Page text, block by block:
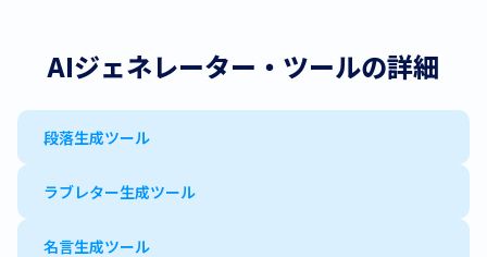
AIジェネレーター・ツールの詳細
段落生成ツール
ラブレター生成ツール
名言生成ツール